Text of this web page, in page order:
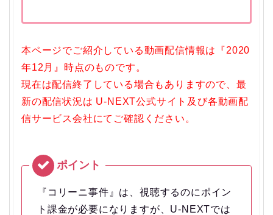
本ページでご紹介している動画配信情報は『2020
年12月』時点のものです。
現在は配信終了している場合もありますので、最
新の配信状況は U-NEXT公式サイト及び各動画配
信サービス会社にてご確認ください。
『コリーニ事件』は、視聴するのにポイン
ト課金が必要になりますが、U-NEXTでは